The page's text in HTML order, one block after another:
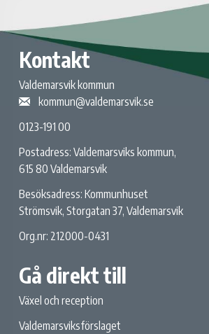
Kontakt
Valdemarsvik kommun
kommun@valdemarsvik.se
0123-191 00
Postadress: Valdemarsviks kommun,
615 80 Valdemarsvik
Besöksadress: Kommunhuset
Strömsvik, Storgatan 37, Valdemarsvik
Org.nr: 212000-0431
Gå direkt till
Växel och reception
Valdemarsviksförslaget